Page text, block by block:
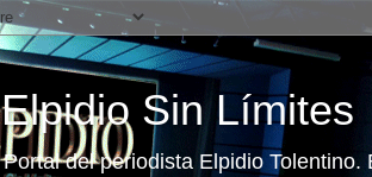
Elpidio Sin Límites
Portal del periodista Elpidio